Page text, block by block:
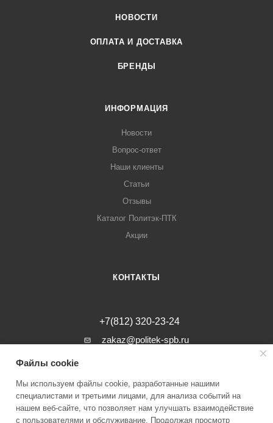
НОВОСТИ
ОПЛАТА И ДОСТАВКА
БРЕНДЫ
ИНФОРМАЦИЯ
Новости
Вопрос-ответ
Наши клиенты
Статьи
Отзывы
Каталог Политэк-ПТК
Акции
КОНТАКТЫ
+7(812) 320-23-24
zakaz@politek-spb.ru
г. Санкт-Петербург, Минеральная ул, д.
Файлы cookie
Мы используем файлы cookie, разработанные нашими
специалистами и третьими лицами, для анализа событий на
нашем веб-сайте, что позволяет нам улучшать взаимодействие
с пользователями и обслуживание. Продолжая просмотр